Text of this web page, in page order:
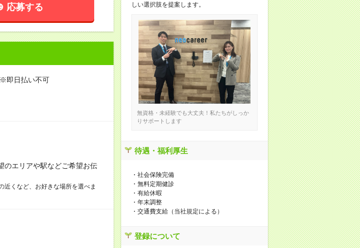
応募する
即日払い不可
エリアや駅などご希望お伝
くなど、お好きな場所を選べま
しい選択肢を提案します。
無資格・未経験でも大丈夫！私たちがしっか
りサポートします
待遇・福利厚生
・社会保険完備
・無料定期健診
・有給休暇
・年末調整
・交通費支給（当社規定による）
登録について